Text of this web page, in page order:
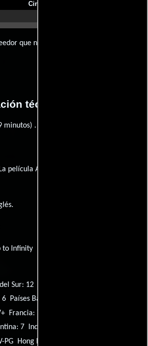
Cines
que no estamos mostrando? déjanos
técnica y general
minutos) .
La película A Trip to Infinity fué producida en
.
to Infinity
Sur: 12
6 Países Bajos: 6
Francia: 7
7 Indonesia: 7+
PG Hong Kong: 7+